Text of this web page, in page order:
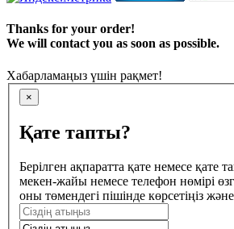
Thanks for your order!
We will contact you as soon as possible.
Хабарламаңыз үшін рақмет!
×
Қате тапты?
Берілген ақпаратта қате немесе қате
мекен-жайы немесе телефон нөмірі
оны төмендегі пішінде көрсетіңіз